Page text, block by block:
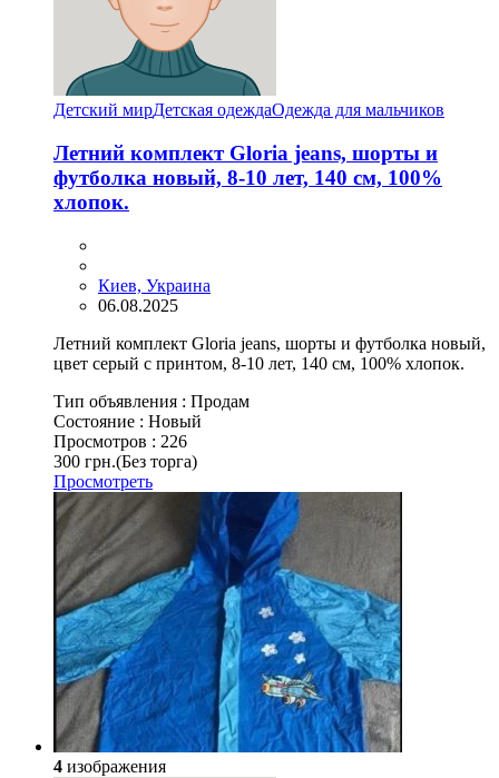
Детский мирДетская одеждаОдежда для мальчиков
Летний комплект Gloria jeans, шорты и
футболка новый, 8-10 лет, 140 см, 100%
хлопок.
Киев, Украина
06.08.2025
Летний комплект Gloria jeans, шорты и футболка новый,
цвет серый с принтом, 8-10 лет, 140 см, 100% хлопок.
Тип объявления : Продам
Состояние : Новый
Просмотров : 226
300 грн.(Без торга)
Просмотреть
4 изображения